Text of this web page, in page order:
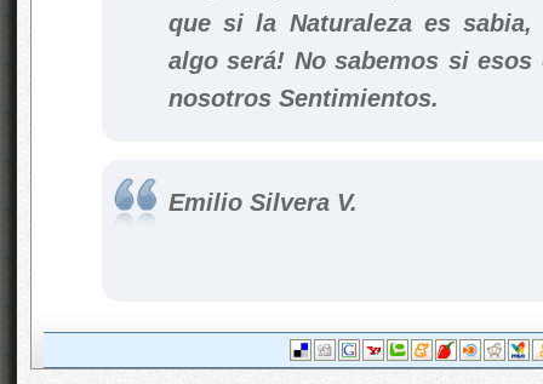
que si la Naturaleza es
algo será! No sabemos si
nosotros Sentimientos.
Emilio Silvera V.